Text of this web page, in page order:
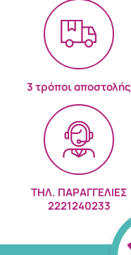
3 τρόποι αποστολής
ΤΗΛ. ΠΑΡΑΓΓΕΛΙΕΣ
2221240233